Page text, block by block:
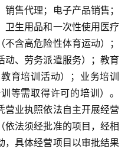
注册
售代理；电子产品销售；
卫生用品和一次性使用医疗
含高危险性体育运动）；
动、劳务派遣服务）；教育
育培训活动）；业务培训
等需取得许可的培训）。
营业执照依法自主开展经营
依法须经批准的项目，经相
，具体经营项目以审批结果